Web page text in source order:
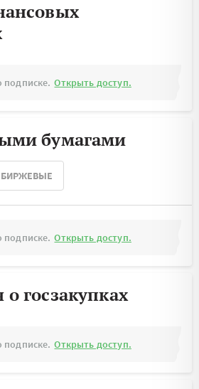
подписке. Открыть доступ.
бумагами
подписке. Открыть доступ.
госзакупках
подписке. Открыть доступ.